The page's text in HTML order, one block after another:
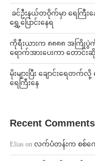
ခင်ဦးနယ်တဝိုက်မှာ ရေကြီ
ရွှေ့ပြောင်းနေရ
ကိုရီးယားက ၈၈၈၈ အက
ရောက်အားပေးကာ တောင်း
မိုးများပြီး ချောင်းရေတ
ရေကြီးနေ
Recent Comments
Elias on လက်ပံတန်းက စစ်ကေ